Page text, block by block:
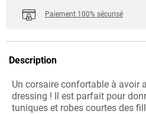
Paiement 100% sécurisé
Description
Un corsaire confortable à avoir
dressing ! Il est parfait pour
tuniques et robes courtes des